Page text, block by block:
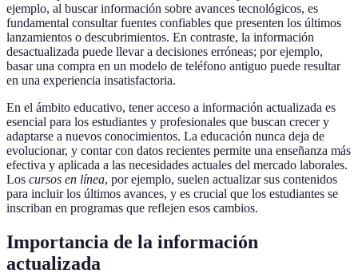
ejemplo, al buscar información sobre avances tecnológicos, es
fundamental consultar fuentes confiables que presenten los últimos
lanzamientos o descubrimientos. En contraste, la información
desactualizada puede llevar a decisiones erróneas; por ejemplo,
basar una compra en un modelo de teléfono antiguo puede resultar
en una experiencia insatisfactoria.
En el ámbito educativo, tener acceso a información actualizada es
esencial para los estudiantes y profesionales que buscan crecer y
adaptarse a nuevos conocimientos. La educación nunca deja de
evolucionar, y contar con datos recientes permite una enseñanza más
efectiva y aplicada a las necesidades actuales del mercado laborales.
Los cursos en línea, por ejemplo, suelen actualizar sus contenidos
para incluir los últimos avances, y es crucial que los estudiantes se
inscriban en programas que reflejen esos cambios.
Importancia de la información
actualizada